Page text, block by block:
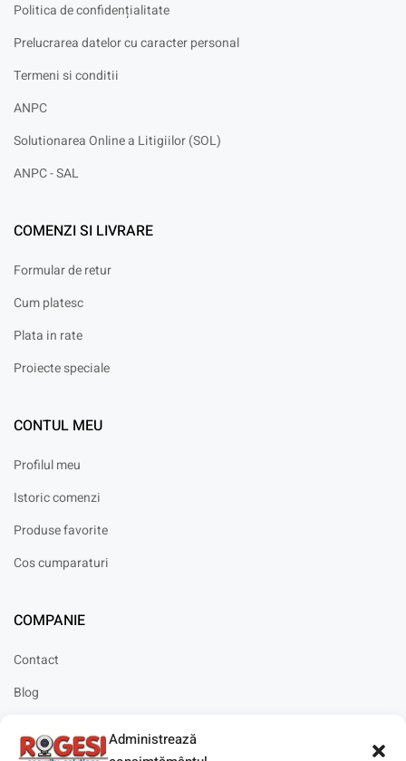
Administrează
Politica de confidențialitate
Prelucrarea datelor cu caracter personal
Termeni si conditii
ANPC
Solutionarea Online a Litigiilor (SOL)
ANPC - SAL
COMENZI SI LIVRARE
Formular de retur
Cum platesc
Plata in rate
Proiecte speciale
CONTUL MEU
Profilul meu
Istoric comenzi
Produse favorite
Cos cumparaturi
COMPANIE
Contact
Blog